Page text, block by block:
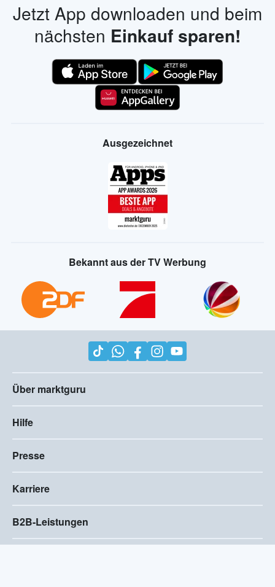
Jetzt App downloaden und beim
nächsten Einkauf sparen!
Ausgezeichnet
Bekannt aus der TV Werbung
Über marktguru
Hilfe
Presse
Karriere
B2B-Leistungen